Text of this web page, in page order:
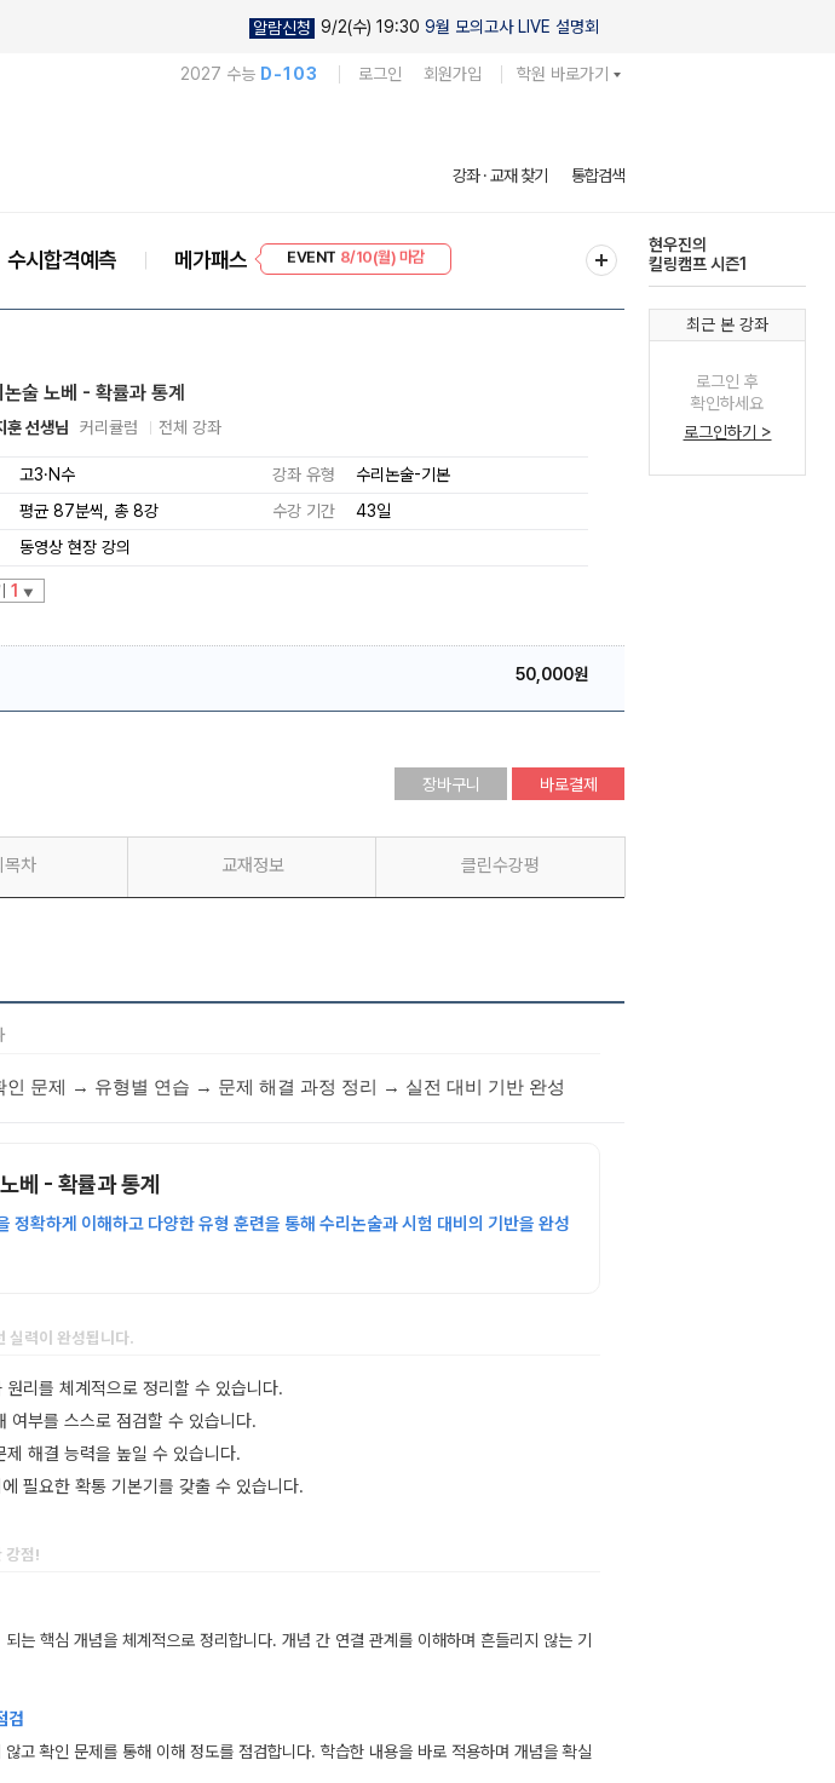
알람신청 9/2(수) 19:30 9월 모의고사 LIVE 설명회
2027 수능 D-103 로그인 회원가입 학원 바로가기
디
강좌 · 교재 찾기 통합검색
수시합격예측 메가패스
프리미엄 30 8/10(월) 마감
현우진의
킬링캠프 시즌1
술 노베 - 확률과 통계
훈 선생님 커리큘럼 전체 강좌
고3·N수 강좌 유형
수리논술-기본
평균 87분씩, 총 8강 수강 기간
43일
동영상 현장 강의
1 ▼
50,000원
장바구니 바로결제
목차 교재정보 클린수강평
인 문제 → 유형별 연습 → 문제 해결 과정 정리 → 실전 대비 기반 완성
베 - 확률과 통계
정확하게 이해하고 다양한 유형 훈련을 통해 수리논술과 시험 대비의 기반을 완성
실력이 완성됩니다.
리를 체계적으로 정리할 수 있습니다.
여부를 스스로 점검할 수 있습니다.
해결 능력을 높일 수 있습니다.
필요한 확통 기본기를 갖출 수 있습니다.
강점!
되는 핵심 개념을 체계적으로 정리합니다. 개념 간 연결 관계를 이해하며 흔들리지 않는 기
검
않고 확인 문제를 통해 이해 정도를 점검합니다. 학습한 내용을 바로 적용하며 개념을 확실
최근 본 강좌
로그인 후
확인하세요
로그인하기 >